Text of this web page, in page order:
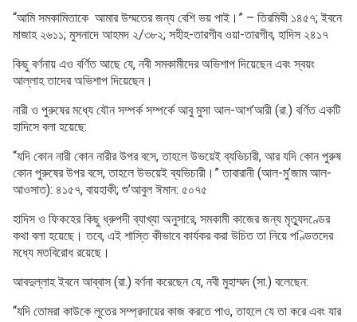
“আমি সমকামিতাকে আমার উম্মতের জন্য বেশি ভয় পাই।” – তিরমিযী ১৪৫৭; ইবনে
মাজাহ ২৬১১; মুসনাদে আহমদ ২/৩৮২; সহীহ-তারগীব ওয়া-তারগীব, হাদিস ২৪১৭
কিছু বর্ণনায় এও বর্ণিত আছে যে, নবী সমকামীদের অভিশাপ দিয়েছেন এবং স্বয়ং
আল্লাহ তাদের অভিশাপ দিয়েছেন।
নারী ও পুরুষের মধ্যে যৌন সম্পর্ক সম্পর্কে আবু মুসা আল-আশ’আরী (রা.) বর্ণিত একটি
হাদিসে বলা হয়েছে:
“যদি কোন নারী কোন নারীর উপর বসে, তাহলে উভয়েই ব্যভিচারী, আর যদি কোন পুরুষ
কোন পুরুষের উপর বসে, তাহলে উভয়েই ব্যভিচারী।” তাবারানী (আল-মু’জাম আল-
আওসাত): ৪১৫৭, বায়হাকী; শু’আবুল ঈমান: ৫০৭৫
হাদিস ও ফিকহের কিছু ধ্রুপদী ব্যাখ্যা অনুসারে, সমকামী কাজের জন্য মৃত্যুদণ্ডের
কথা বলা হয়েছে। তবে, এই শাস্তি কীভাবে কার্যকর করা উচিত তা নিয়ে পণ্ডিতদের
মধ্যে মতবিরোধ রয়েছে।
আবদুল্লাহ ইবনে আব্বাস (রা.) বর্ণনা করেছেন যে, নবী মুহাম্মদ (সা.) বলেছেন:
“যদি তোমরা কাউকে লূতের সম্প্রদায়ের কাজ করতে পাও, তাহলে যে তা করে এবং যার